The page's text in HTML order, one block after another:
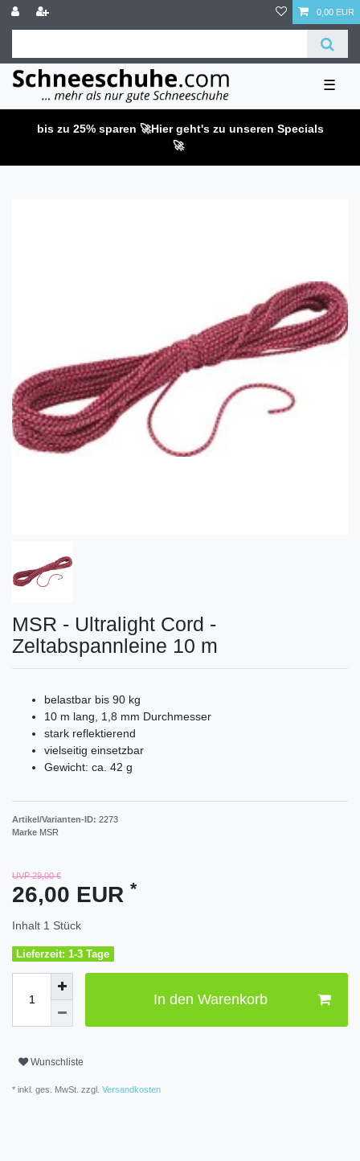
0,00 EUR
☰
bis zu 25% sparen 🚀Hier geht's zu unseren Specials
🚀
MSR - Ultralight Cord -
Zeltabspannleine 10 m
belastbar bis 90 kg
10 m lang, 1,8 mm Durchmesser
stark reflektierend
vielseitig einsetzbar
Gewicht: ca. 42 g
Artikel/Varianten-ID: 2273
Marke MSR
UVP 29,00 €
26,00 EUR *
Inhalt 1 Stück
Lieferzeit: 1-3 Tage
In den Warenkorb
Wunschliste
* inkl. ges. MwSt. zzgl. Versandkosten